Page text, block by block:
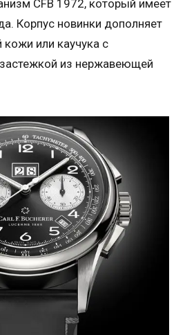
CFB 1972, который имеет
Корпус новинки дополняет
или каучука с
из нержавеющей